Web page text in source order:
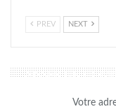
PREV NEXT
LAISSER UN
Votre